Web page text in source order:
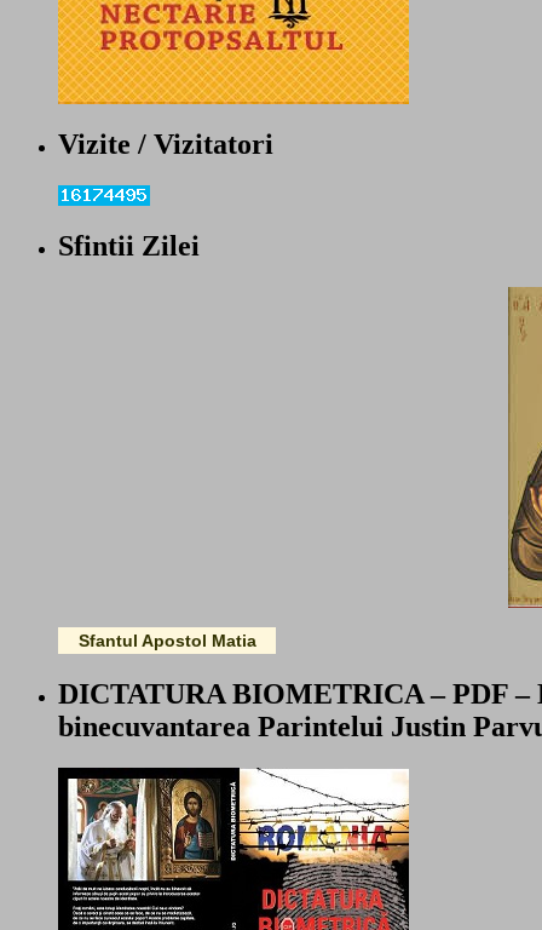
Vizite / Vizitatori
Sfintii Zilei
Sfantul Apostol Matia
DICTATURA BIOMETRICA – PDF –
binecuvantarea Parintelui Justin